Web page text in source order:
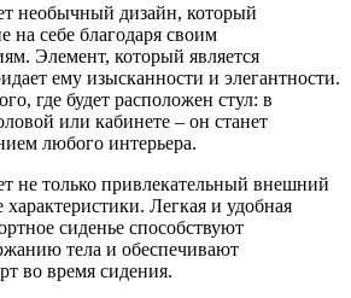
необычный дизайн, который
на себе благодаря своим
Элемент, который является
ему изысканности и элегантности.
где будет расположен стул: в
или кабинете – он станет
любого интерьера.
не только привлекательный внешний
Легкая и удобная
сиденье способствуют
тела и обеспечивают
во время сидения.